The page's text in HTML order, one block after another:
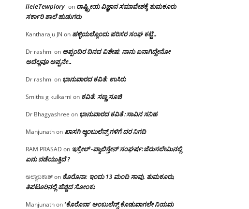
lieleTewplory on ರಾಷ್ಟ್ರೀಯ ವಿಜ್ಞಾನ ಸಮಾವೇಶಕ್ಕೆ‌ ತುಮಕೂರು
ಸರ್ಕಾರಿ ಶಾಲೆ ಹುಡುಗರು
Kantharaju JN on ಹಳ್ಳಿಯಲ್ಲೊಂದು ಪರಿಸರ ಸಂಘ ಕಟ್ಟಿ…
Dr rashmi on ಅಪ್ಪಂದಿರ ದಿನದ ವಿಶೇಷ: ನಾನು ಏನಾಗಿದ್ದೇನೋ‌
ಅದೆಲ್ಲವೂ ಅಪ್ಪನೇ…
Dr rashmi on ಭಾನುವಾರದ ಕವಿತೆ: ಉಸಿರು
Smiths g kulkarni on ಕವಿತೆ: ಸಣ್ಣ ಸೂಜಿ
Dr Bhagyashree on ಭಾನುವಾರದ ಕವಿತೆ :ಸಾವಿನ ಸನಿಹ
Manjunathonಖಾಸಗಿ ಆ್ಯಂಬುಲೆನ್ಸ್ ಗಳಿಗೆ ದರ ನಿಗದಿ
RAM PRASAD on ಇಸ್ರೇಲ್ -ಪ್ಯಾಲಿಸ್ತೇನ್ ಸಂಘರ್ಷ:ಜೆರುಸಲೇಮಿನಲ್ಲಿ
ಏನು ನಡೆಯುತ್ತಿದೆ ?
ಅಲ್ಲಾಬಕಾಶ್on ಕೊರೊನಾ: ಇಂದು 13 ಮಂದಿ ಸಾವು, ತುಮಕೂರು,
ತಿಪಟೂರಿನಲ್ಲಿ ಹೆಚ್ಚಿದ ಸೋಂಕು
Manjunathon ‘ಕೊರೊನಾ’ ಅಂಬುಲೆನ್ಸ್ ಕೊಡುವಾಗಲೇ ನಿಯಮ